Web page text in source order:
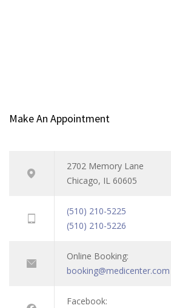
Make An Appointment
2702 Memory Lane
Chicago, IL 60605
(510) 210-5225
(510) 210-5226
Online Booking:
booking@medicenter.com
Facebook: